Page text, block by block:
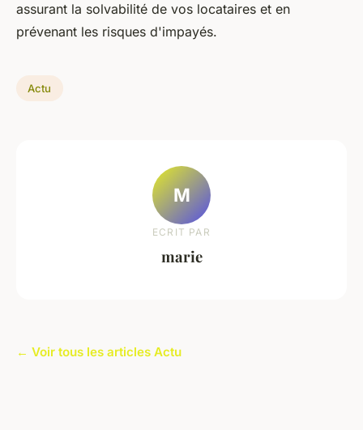
assurant la solvabilité de vos locataires et en
prévenant les risques d'impayés.
Actu
M
ECRIT PAR
marie
← Voir tous les articles Actu